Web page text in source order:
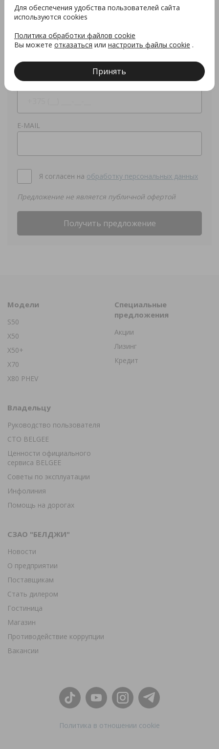
X50
Ф.И.О*
КОНТАКТНЫЙ ТЕЛЕФОН*
E-MAIL
Я согласен на обработку персональных данных
Предложение не является публичной офертой
Получить предложение
Модели
S50
X50
X50+
X70
X80 PHEV
Специальные
предложения
Акции
Лизинг
Кредит
Владельцу
Руководство пользователя
СТО BELGEE
Ценности официального
сервиса BELGEE
Советы по эксплуатации
Инфолиния
Помощь на дорогах
СЗАО "БЕЛДЖИ"
Новости
О предприятии
Поставщикам
Стать дилером
Гостиница
Магазин
Противодействие коррупции
Вакансии
Политика в отношении cookie
Для обеспечения удобства пользователей сайта
используются cookies
Политика обработки файлов cookie
Вы можете отказаться или настроить файлы cookie .
Принять